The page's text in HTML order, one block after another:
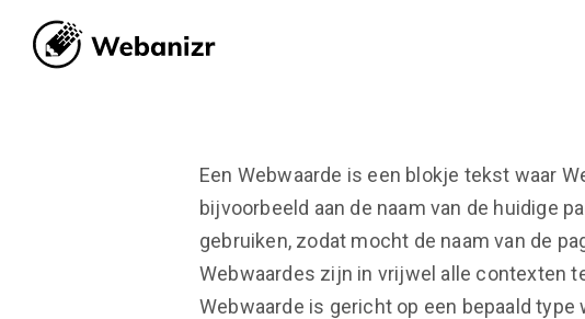
Een Webwaarde is een blokje tekst waar
bijvoorbeeld aan de naam van de huidige
gebruiken, zodat mocht de naam van de
Webwaardes zijn in vrijwel alle contexten
Webwaarde is gericht op een bepaald